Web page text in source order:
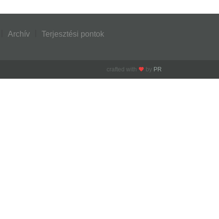
Archív Terjesztési pontok
crafted with by PR